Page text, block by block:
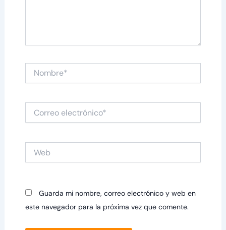
Nombre*
electrónico*
Guarda mi nombre, correo electrónico y web en
este navegador para la próxima vez que comente.